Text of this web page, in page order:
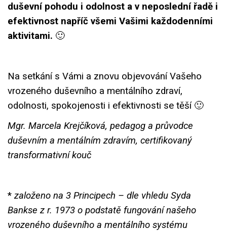
duševní pohodu i odolnost a v neposlední řadě i
efektivnost napříč všemi Vašimi každodenními
aktivitami. 🙂
Na setkání s Vámi a znovu objevování Vašeho
vrozeného duševního a mentálního zdraví,
odolnosti, spokojenosti i efektivnosti se těší 🙂
Mgr. Marcela Krejčíková, pedagog a průvodce
duševním a mentálním zdravím, certifikovaný
transformativní kouč
* založeno na 3 Principech – dle vhledu Syda
Bankse z r. 1973 o podstatě fungování našeho
vrozeného duševního a mentálního systému